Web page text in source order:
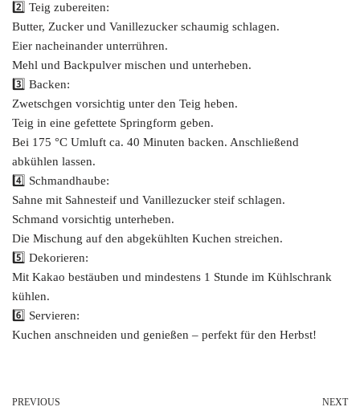
2️⃣ Teig zubereiten:
Butter, Zucker und Vanillezucker schaumig schlagen.
Eier nacheinander unterrühren.
Mehl und Backpulver mischen und unterheben.
3️⃣ Backen:
Zwetschgen vorsichtig unter den Teig heben.
Teig in eine gefettete Springform geben.
Bei 175 °C Umluft ca. 40 Minuten backen. Anschließend
abkühlen lassen.
4️⃣ Schmandhaube:
Sahne mit Sahnesteif und Vanillezucker steif schlagen.
Schmand vorsichtig unterheben.
Die Mischung auf den abgekühlten Kuchen streichen.
5️⃣ Dekorieren:
Mit Kakao bestäuben und mindestens 1 Stunde im Kühlschrank
kühlen.
6️⃣ Servieren:
Kuchen anschneiden und genießen – perfekt für den Herbst!
PREVIOUS NEXT